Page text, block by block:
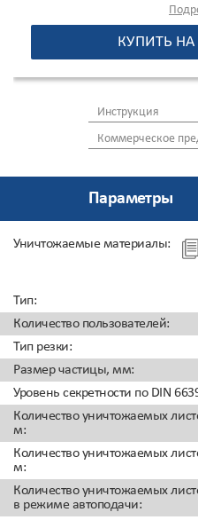
Аппарат подходит для офисов,
быстрое уничтожение
в себе удобство, высокую
делая процесс утилизации
эффективным.
КУПИТЬ НА
Инструкция
Коммерческое
Параметры
Уничтожаемые материалы:
Тип:
Количество пользователей:
Тип резки:
Размер частицы, мм:
Уровень секретности по DIN
Количество уничтожаемых
м:
Количество уничтожаемых
м:
Количество уничтожаемых
в режиме автоподачи: